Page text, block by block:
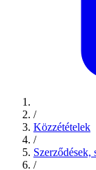
/
Közzétételek
/
Szerződések,
/